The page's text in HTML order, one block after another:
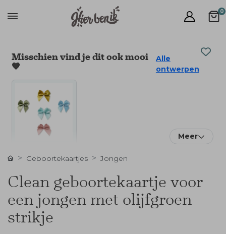
0
Misschien vind je dit ook mooi
🧡
Alle
ontwerpen
Meer
Geboortekaartjes Jongen
Clean geboortekaartje voor
een jongen met olijfgroen
strikje